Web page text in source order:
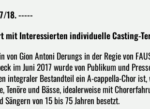
18. -----
mit Interessierten individuelle Casting-
Gion Antoni Derungs in der Regie von
im Juni 2017 wurde von Publikum und
integraler Bestandteil ein A-cappella-Chor
Tenöre und Bässe, idealerweise mit
von 15 bis 75 Jahren besetzt.